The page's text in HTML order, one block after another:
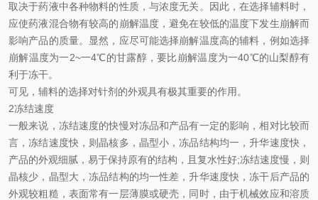
取决于药液中各种物料的性质，与浓度无关。因此，在选择辅料时，
应使药液混合物有较高的崩解温度，避免在较低的温度下发生崩解而
影响产品的质量。显然，应尽可能选择崩解温度高的辅料，例如选择
崩解温度为一2~一4℃的甘露醇，要比崩解温度为一40℃的山梨醇有
利于冻干。
可见，辅料的选择对针剂的外观具有极其重要的作用。
2冻结速度
一般来说，冻结速度的快慢对冻品和产品有一定的影响，相对比较而
言，冻结速度快，则晶核多，晶型小，冻品结构均一，升华速度快，
产品的外观细腻，易于保持原有的结构，且复水性好;冻结速度慢，则
晶核少，晶型大，冻品结构的均一性差，升华速度快，冻干后产品的
外观较粗糙，表面常有一层薄膜或硬壳，同时，由于机械效应和溶质